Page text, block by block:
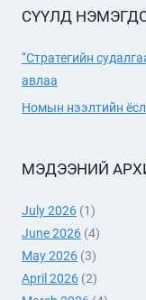
СҮҮЛД
“Стратегийн
авлаа
Номын нээлтийн
МЭДЭЭНИЙ
July 2026 (1)
June 2026 (4)
May 2026 (3)
April 2026 (2)